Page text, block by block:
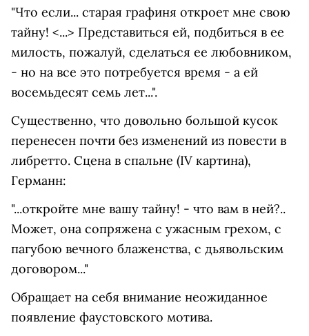
"Что если... старая графиня откроет мне свою
тайну! <...> Представиться ей, подбиться в ее
милость, пожалуй, сделаться ее любовником,
- но на все это потребуется время - а ей
восемьдесят семь лет...".
Существенно, что довольно большой кусок
перенесен почти без изменений из повести в
либретто. Сцена в спальне (IV картина),
Германн:
"...откройте мне вашу тайну! - что вам в ней?..
Может, она сопряжена с ужасным грехом, с
пагубою вечного блаженства, с дьявольским
договором..."
Обращает на себя внимание неожиданное
появление фаустовского мотива.